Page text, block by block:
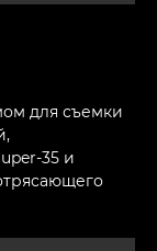
для съемки
35 и